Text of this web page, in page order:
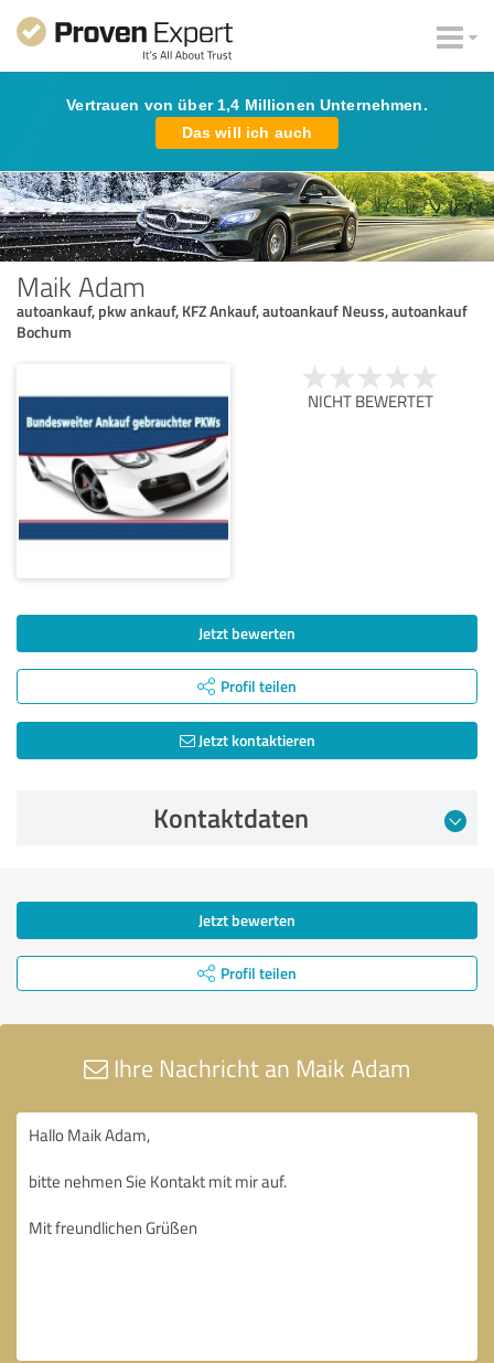
Vertrauen von über 1,4 Millionen Unternehmen.
Das will ich auch
Maik Adam
autoankauf, pkw ankauf, KFZ Ankauf, autoankauf Neuss, autoankauf
Bochum
NICHT BEWERTET
Jetzt bewerten
Profil teilen
Jetzt kontaktieren
Kontaktdaten
Jetzt bewerten
Profil teilen
Ihre Nachricht an Maik Adam